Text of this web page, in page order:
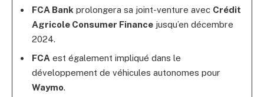
FCA Bank prolongera sa joint-venture avec Crédit
Agricole Consumer Financejusqu’en décembre
2024.
FCA est également impliqué dans le
développement de véhicules autonomes pour
Waymo.